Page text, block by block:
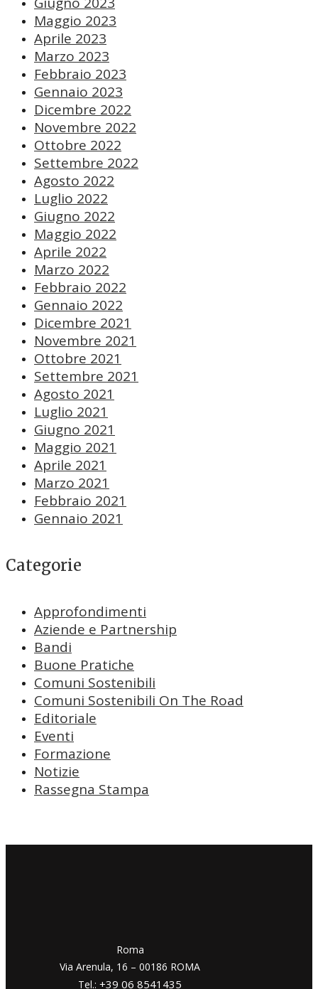
Maggio 2023
Aprile 2023
Marzo 2023
Febbraio 2023
Gennaio 2023
Dicembre 2022
Novembre 2022
Ottobre 2022
Settembre 2022
Agosto 2022
Luglio 2022
Giugno 2022
Maggio 2022
Aprile 2022
Marzo 2022
Febbraio 2022
Gennaio 2022
Dicembre 2021
Novembre 2021
Ottobre 2021
Settembre 2021
Agosto 2021
Luglio 2021
Giugno 2021
Maggio 2021
Aprile 2021
Marzo 2021
Febbraio 2021
Gennaio 2021
Categorie
Approfondimenti
Aziende e Partnership
Bandi
Buone Pratiche
Comuni Sostenibili
Comuni Sostenibili On The Road
Editoriale
Eventi
Formazione
Notizie
Rassegna Stampa
​​Roma
Via Arenula, 16 – 00186 ROMA
Tel.: +39 06 8541435